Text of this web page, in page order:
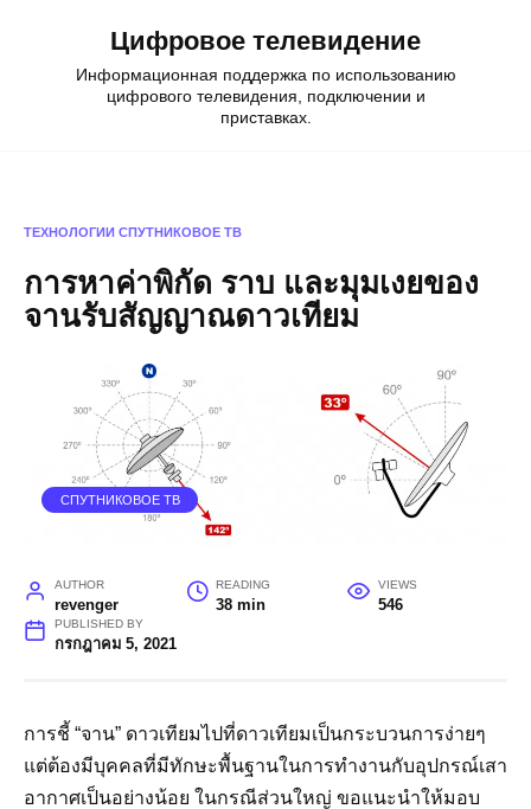
Цифровое телевидение
Информационная поддержка по использованию
цифрового телевидения, подключении и
приставках.
ТЕХНОЛОГИИ СПУТНИКОВОЕ ТВ
การหาค่าพิกัด ราบ และมุมเงยของ
จานรับสัญญาณดาวเทียม
СПУТНИКОВОЕ ТВ
AUTHOR
revenger
READING
38 min
VIEWS
546
PUBLISHED BY
กรกฎาคม 5, 2021
การชี้ “จาน” ดาวเทียมไปที่ดาวเทียมเป็นกระบวนการง่ายๆ
แต่ต้องมีบุคคลที่มีทักษะพื้นฐานในการทำงานกับอุปกรณ์เสา
อากาศเป็นอย่างน้อย ในกรณีส่วนใหญ่ ขอแนะนำให้มอบ